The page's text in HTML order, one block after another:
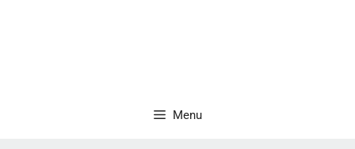
Menu